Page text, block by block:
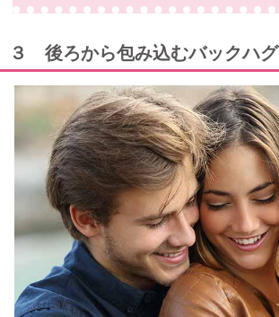
３ 後ろから包み込むバックハグ